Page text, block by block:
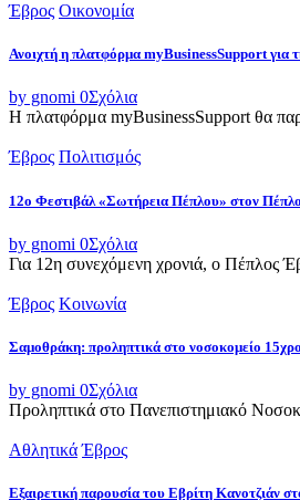
Έβρος Οικονομία
Ανοιχτή η πλατφόρμα myBusinessSupport για
by gnomi 0Σχόλια
Η πλατφόρμα myBusinessSupport θα
Έβρος Πολιτισμός
12ο Φεστιβάλ «Σωτήρεια Πέπλου» στον
by gnomi 0Σχόλια
Για 12η συνεχόμενη χρονιά, ο Πέπλος
Έβρος Κοινωνία
Σαμοθράκη: προληπτικά στο νοσοκομείο
by gnomi 0Σχόλια
Προληπτικά στο Πανεπιστημιακό
Αθλητικά Έβρος
Εξαιρετική παρουσία του Εβρίτη Κανοτζιάν